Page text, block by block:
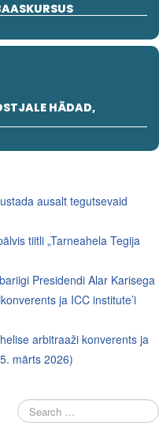
HÄDAD,
ausalt tegutsevaid
tiitli „Tarneahela Tegija
Presidendi Alar Karisega
ja ICC institute’i
arbitraaži konverents ja
märts 2026)